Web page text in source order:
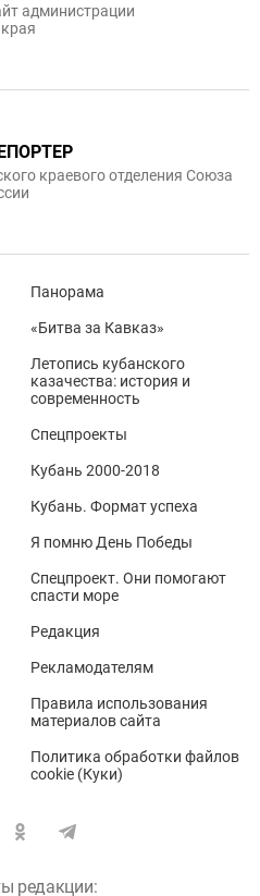
администрации
краевого отделения Союза
Панорама
«Битва за Кавказ»
Летопись кубанского
казачества: история и
современность
Спецпроекты
Кубань 2000-2018
Кубань. Формат успеха
Я помню День Победы
Спецпроект. Они помогают
спасти море
Редакция
Рекламодателям
Правила использования
материалов сайта
Политика обработки файлов
cookie (Куки)
редакции: